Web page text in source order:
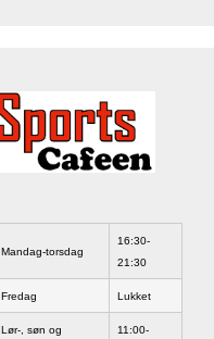
Mandag-torsdag
16:30-
21:30
Fredag Lukket
Lør-, søn og
11:00-